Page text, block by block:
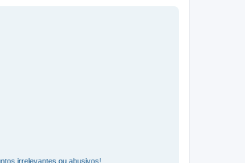
irrelevantes ou abusivos!